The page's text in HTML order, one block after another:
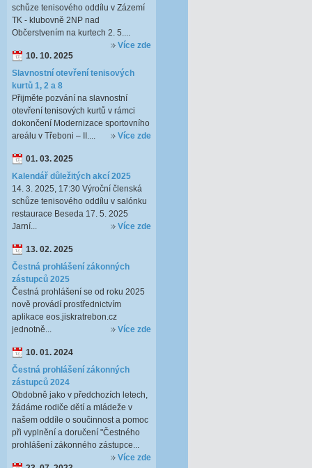
schůze tenisového oddílu v Zázemí
TK - klubovně 2NP nad
Občerstvením na kurtech 2. 5....
Více zde
10. 10. 2025
Slavnostní otevření tenisových
kurtů 1, 2 a 8
Přijměte pozvání na slavnostní
otevření tenisových kurtů v rámci
dokončení Modernizace sportovního
areálu v Třeboni – II....
Více zde
01. 03. 2025
Kalendář důležitých akcí 2025
14. 3. 2025, 17:30 Výroční členská
schůze tenisového oddílu v salónku
restaurace Beseda 17. 5. 2025
Jarní...
Více zde
13. 02. 2025
Čestná prohlášení zákonných
zástupců 2025
Čestná prohlášení se od roku 2025
nově provádí prostřednictvím
aplikace eos.jiskratrebon.cz
jednotně...
Více zde
10. 01. 2024
Čestná prohlášení zákonných
zástupců 2024
Obdobně jako v předchozích letech,
žádáme rodiče dětí a mládeže v
našem oddíle o součinnost a pomoc
při vyplnění a doručení "Čestného
prohlášení zákonného zástupce...
Více zde